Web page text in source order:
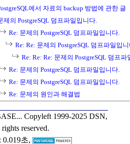
에서 자료의 backup 방법에 관한 글
제의 PostgreSQL 덤프파일입니다.
Re: 문제의 PostgreSQL 덤프파일입니다.
Re: Re: 문제의 PostgreSQL 덤프파일입
Re: Re: Re: 문제의 PostgreSQL 덤프파
Re: 문제의 PostgreSQL 덤프파일입니다.
Re: 문제의 PostgreSQL 덤프파일입니다.
Re: 문제의 원인과 해결법
Copyleft 1999-2025 DSN,
reserved.
0.019초,